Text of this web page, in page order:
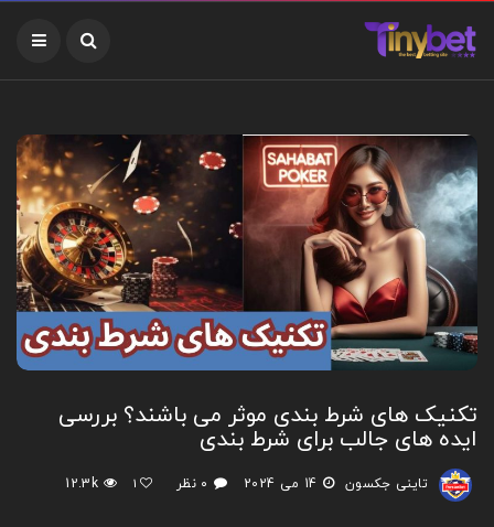
تکنیک های شرط بندی موثر می باشند؟ بررسی
ایده های جالب برای شرط بندی
تاینی جکسون 14 می 2024 ۰ نظر 1
12.3k